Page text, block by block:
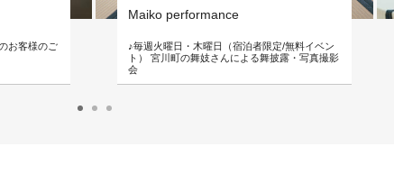
お客様のご
Maiko performance
♪毎週火曜日・木曜日（宿泊者限定/無料イベン
ト） 宮川町の舞妓さんによる舞披露・写真撮影
会